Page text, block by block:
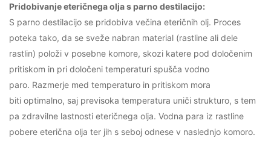
Pridobivanje eteričnega olja s parno destilacijo:
S parno destilacijo se pridobiva večina eteričnih olj. Proces
poteka tako, da se sveže nabran material (rastline ali dele
rastlin) položi v posebne komore, skozi katere pod določenim
pritiskom in pri določeni temperaturi spušča vodno
paro. Razmerje med temperaturo in pritiskom mora
biti optimalno, saj previsoka temperatura uniči strukturo, s tem
pa zdravilne lastnosti eteričnega olja. Vodna para iz rastline
pobere eterična olja ter jih s seboj odnese v naslednjo komoro.